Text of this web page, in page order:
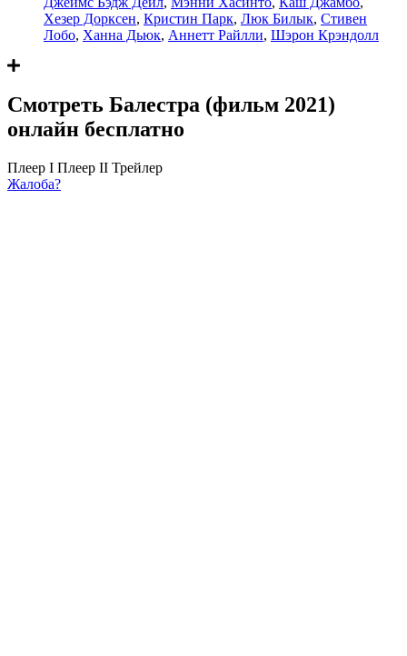
Хезер Дорксен, Кристин Парк, Люк Билык, Стивен
Лобо, Ханна Дьюк, Аннетт Райлли, Шэрон Крэндолл
Смотреть Балестра (фильм 2021)
онлайн бесплатно
Плеер I Плеер II Трейлер
Жалоба?